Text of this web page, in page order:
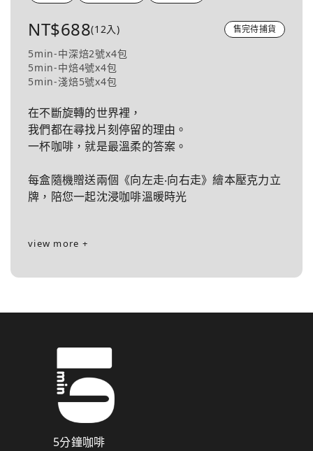
NT$688(12入) 售完待捕貨
5min-中深焙2號x4包
5min-中焙4號x4包
5min-淺焙5號x4包
在不斷旋轉的世界裡，
我們都在尋找片刻停留的理由。
一杯咖啡，就是最溫柔的答案。
每盒隨機贈送兩個《向左走‧向右走》繪本壓克力立
牌，陪您一起沈浸咖啡溫暖時光
view more +
5分鐘咖啡